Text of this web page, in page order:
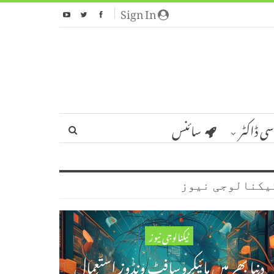
Sign In
ڈاکٹر سائنس
نیوز
ٹیکنالوجی نیوز
دنیا بھر میں مائیکروسافٹ ونڈوز استعمال